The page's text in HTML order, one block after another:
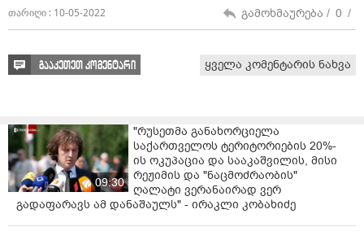
თარიღი : 10-05-2022 გამოხმაურება / 0 /
გააკეთეთ კომენტარი ყველა კომენტარის ნახვა
09:30
"რუსეთმა განახორციელა
საქართველოს ტერიტორიების 20%-
ის ოკუპაცია და სააკაშვილის, მისი
რეჟიმის და "ნაცმოძრაობის"
ღალატი ვერანაირად ვერ
გადაფარავს ამ დანაშაულს" - ირაკლი კობახიძე